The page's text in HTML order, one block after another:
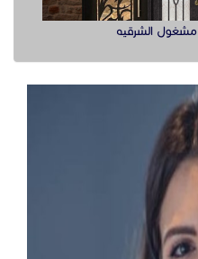
مشغول الشرقيه